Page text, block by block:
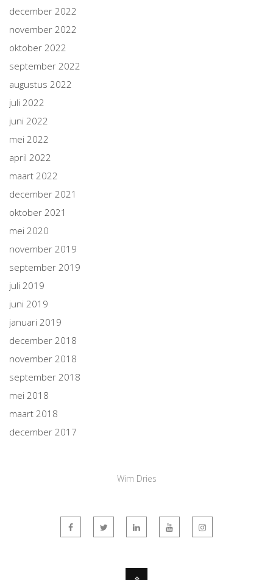
december 2022
november 2022
oktober 2022
september 2022
augustus 2022
juli 2022
juni 2022
mei 2022
april 2022
maart 2022
december 2021
oktober 2021
mei 2020
november 2019
september 2019
juli 2019
juni 2019
januari 2019
december 2018
november 2018
september 2018
mei 2018
maart 2018
december 2017
Wim Dries